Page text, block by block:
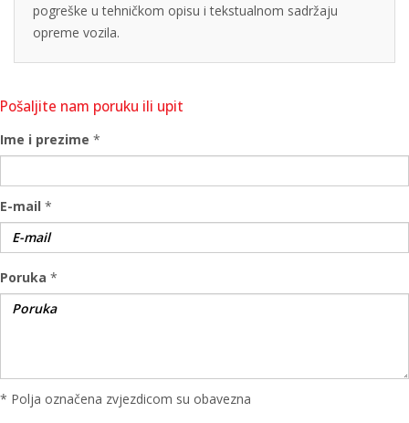
pogreške u tehničkom opisu i tekstualnom sadržaju
opreme vozila.
Pošaljite nam poruku ili upit
Ime i prezime *
E-mail *
Poruka *
* Polja označena zvjezdicom su obavezna